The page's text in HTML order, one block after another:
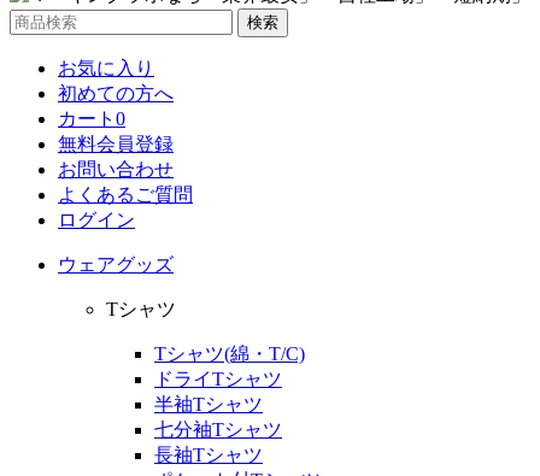
お気に入り
初めての方へ
カート 0
無料会員登録
お問い合わせ
よくあるご質問
ログイン
ウェアグッズ
Tシャツ
Tシャツ(綿・T/C)
ドライTシャツ
半袖Tシャツ
七分袖Tシャツ
長袖Tシャツ